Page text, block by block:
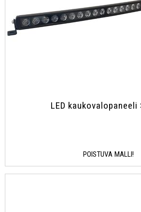
LED kaukovalopaneeli
POISTUVA MALLI!